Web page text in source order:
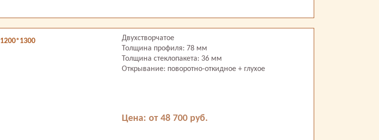
Двухстворчатое
Толщина профиля: 78 мм
Толщина стеклопакета: 36 мм
Открывание: поворотно-откидное + глухое
Цена: от 48 700 руб.